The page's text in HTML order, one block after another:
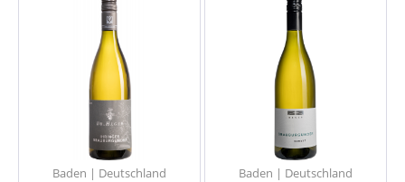
Baden | Deutschland Baden | Deutschland